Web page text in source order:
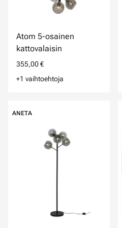
Atom 5-osainen
kattovalaisin
355,00 €
+1 vaihtoehtoja
ANETA